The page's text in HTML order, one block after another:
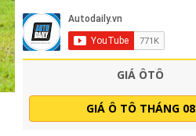
GIÁ ÔTÔ
GIÁ Ô TÔ THÁNG 08